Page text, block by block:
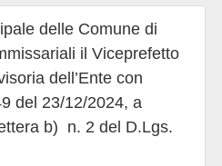
delle Comune di
il Viceprefetto
dell’Ente con
del 23/12/2024, a
b) n. 2 del D.Lgs.